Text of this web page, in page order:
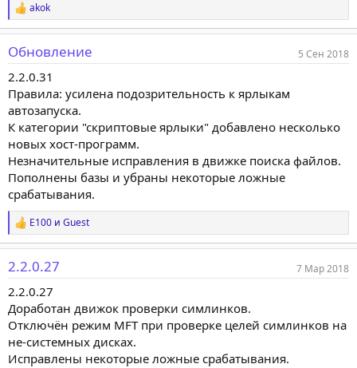
Р
е
а
к
ц
и
и
:
akok
Обновление 5 Сен 2018
2.2.0.31
Правила: усилена подозрительность к ярлыкам
автозапуска.
К категории "скриптовые ярлыки" добавлено несколько
новых хост-программ.
Незначительные исправления в движке поиска файлов.
Пополнены базы и убраны некоторые ложные
срабатывания.
Р
е
а
к
ц
и
и
:
E100 и Guest
2.2.0.27 7 Мар 2018
2.2.0.27
Доработан движок проверки симлинков.
Отключён режим MFT при проверке целей симлинков на
не-системных дисках.
Исправлены некоторые ложные срабатывания.